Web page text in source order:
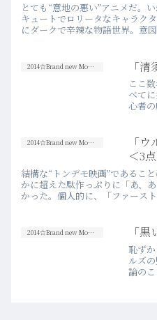
とても“意地の悪い”アニメだ。
キュートでロリータなキャラク
にダークで辛辣な物語世界。意
2014☆Brand new Movies 「
ここ
べて
心者
劇、
日本
2014☆Brand new Movies
「
＜3
結構な“トンデモ映画”であるこ
かに超えた駄作っぷりに「あ、
かった。個人的に、「ファース
2014☆Brand new Movies 「
恥ず
ルズ
論の